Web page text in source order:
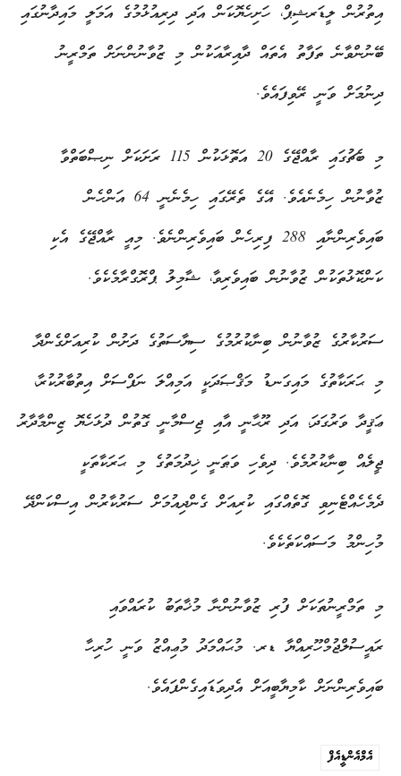
އިތުރުން ލީޑަރޝިޕް، ހަށިހެޔޮކަން އަދި ދިރިއުޅުމުގެ އަމަލީ މައިދާނުގައި
ބޭނުންވާނެ ތަފާތު އެތައް ދާއިރާއަކުން މި ޒުވާނުންނަށް ތަމްރީނު
ދިނުމަށް ވަނީ ރޭވިފައެވެ.
މި ބެޗުގައި ރާއްޖޭގެ 20 އަތޮޅަކުން 115 ރަށަކަށް ނިޞްބަތްވާ
ޒުވާނުން ހިމެނެއެވެ. އޭގެ ތެރޭގައި ހިމެނެނީ 64 އަންހެން
ބައިވެރިންނާއި 288 ފިރިހެން ބައިވެރިންނެވެ. މިއީ ރާއްޖޭގެ އެކި
ކަންކޮޅުތަކުން ޒުވާނުން ބައިވެރިވާ، ޝާމިލު ޕްރޮގްރާމެކެވެ.
ސަރުކާރުގެ ޒުވާނުން ބިނާކުރުމުގެ ސިޔާސަތުގެ ދަށުން ކުރިއަށްގެންދާ
މި ޙަރަކާތުގެ މައިގަނޑު މަޤްޞަދަކީ އަމިއްލަ ނަފްސަށް އިތުބާރުކުރާ،
ޢަޤީދާ ވަރުގަދަ، އަދި ރޫޙާނީ އާއި ޖިސްމާނީ ގޮތުން ދުޅަހެޔޮ ޒިންމާދާރު
ޖީލެއް ބިނާކުރުމެވެ. ދިވެހި ވަޠަނީ ޚިދުމަތުގެ މި ޙަރަކާތަކީ
ދެމެހެއްޓެނިވި ގޮތެއްގައި ކުރިއަށް ގެންދިއުމަށް ސަރުކާރުން އިސްކަންދޭ
މުހިންމު މަސައްކަތެކެވެ.
މި ތަމްރީނުތަކަށް ފުރި ޒުވާނުންނާ މުޚާތަބު ކުރައްވައި
ރައީސުލްޖުމްހޫރިއްޔާ ޑރ. މުޙައްމަދު މުޢިއްޒު ވަނީ ހުރިހާ
ބައިވެރިންނަށް ކާމިޔާބީއަށް އެދިވަޑައިގެންފައެވެ.
އެމްއެންޑީއެފް